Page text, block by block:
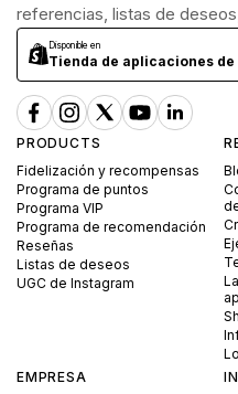
referencias, listas de
Disponible en
Tienda de aplicaciones de
PRODUCTS
Fidelización y recompensas
Programa de puntos
Programa VIP
Programa de recomendación
Reseñas
Listas de deseos
UGC de Instagram
EMPRESA